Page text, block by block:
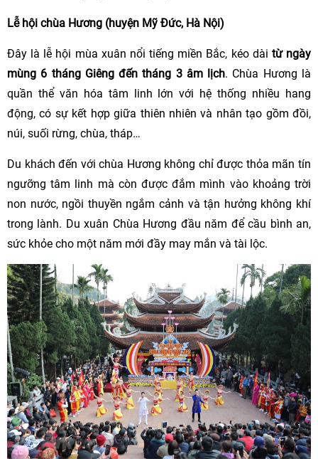
Lễ hội chùa Hương (huyện Mỹ Đức, Hà Nội)
Đây là lễ hội mùa xuân nổi tiếng miền Bắc, kéo dài từ ngày
mùng 6 tháng Giêng đến tháng 3 âm lịch. Chùa Hương là
quần thể văn hóa tâm linh lớn với hệ thống nhiều hang
động, có sự kết hợp giữa thiên nhiên và nhân tạo gồm đồi,
núi, suối rừng, chùa, tháp…
Du khách đến với chùa Hương không chỉ được thỏa mãn tín
ngưỡng tâm linh mà còn được đắm mình vào khoảng trời
non nước, ngồi thuyền ngắm cảnh và tận hưởng không khí
trong lành. Du xuân Chùa Hương đầu năm để cầu bình an,
sức khỏe cho một năm mới đầy may mắn và tài lộc.